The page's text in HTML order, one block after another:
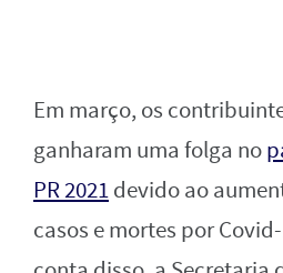
Em março, os
ganharam uma folga no
PR 2021devido ao
casos e mortes por